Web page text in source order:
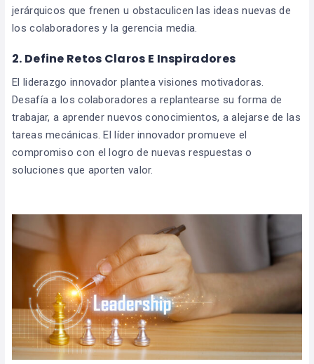
jerárquicos que frenen u obstaculicen las ideas nuevas de
los colaboradores y la gerencia media.
2. Define Retos Claros E Inspiradores
El liderazgo innovador plantea visiones motivadoras.
Desafía a los colaboradores a replantearse su forma de
trabajar, a aprender nuevos conocimientos, a alejarse de las
tareas mecánicas. El líder innovador promueve el
compromiso con el logro de nuevas respuestas o
soluciones que aporten valor.